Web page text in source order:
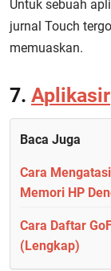
Untuk sebuah
jurnal Touch
memuaskan.
7. Aplikasir
Baca Juga
Cara
Memori HP
Cara Daftar
(Lengkap)